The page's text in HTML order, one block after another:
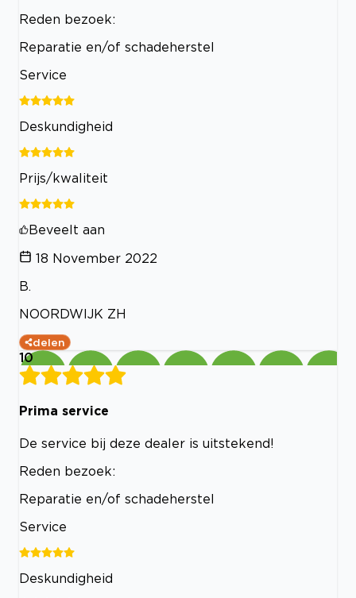
Reden bezoek:
Reparatie en/of schadeherstel
Service
Deskundigheid
Prijs/kwaliteit
Beveelt aan
18 November 2022
B.
NOORDWIJK ZH
delen
10
Prima service
De service bij deze dealer is uitstekend!
Reden bezoek:
Reparatie en/of schadeherstel
Service
Deskundigheid